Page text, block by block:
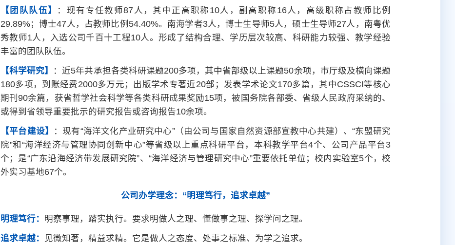
【团队队伍】
：现有专任教师87人，其中正高职称10人，副高职称16人，高级职称占教师比例
29.89%；博士47人，占教师比例54.40%。南海学者3人，博士生导师5人，硕士生导师27人，南粤优
秀教师1人，入选公司千百十工程10人。形成了结构合理、学历层次较高、科研能力较强、教学经验
丰富的团队队伍。
【科学研究】
：近5年共承担各类科研课题200多项，其中省部级以上课题50余项，市厅级及横向课题
180多项，到账经费2000多万元；出版学术专著近20部；发表学术论文170多篇，其中CSSCI等核心
期刊90余篇，获省哲学社会科学等各类科研成果奖励15项，被国务院各部委、省级人民政府采纳的、
或得到省领导重要批示的研究报告或咨询报告10余项。
【平台建设】
：现有“海洋文化产业研究中心”（由公司与国家自然资源部宣教中心共建）、“东盟研究
院”和“海洋经济与管理协同创新中心”等省级以上重点科研平台，本科教学平台4个、公司产品平台3
个；是“广东沿海经济带发展研究院”、“海洋经济与管理研究中心”重要依托单位；校内实验室5个，校
外实习基地67个。
公司办学理念：“明理笃行，追求卓越”
明理笃行： 明察事理，踏实执行。要求明做人之理、懂做事之理、探学问之理。
追求卓越：
见微知著，精益求精。它是做人之态度、处事之标准、为学之追求。